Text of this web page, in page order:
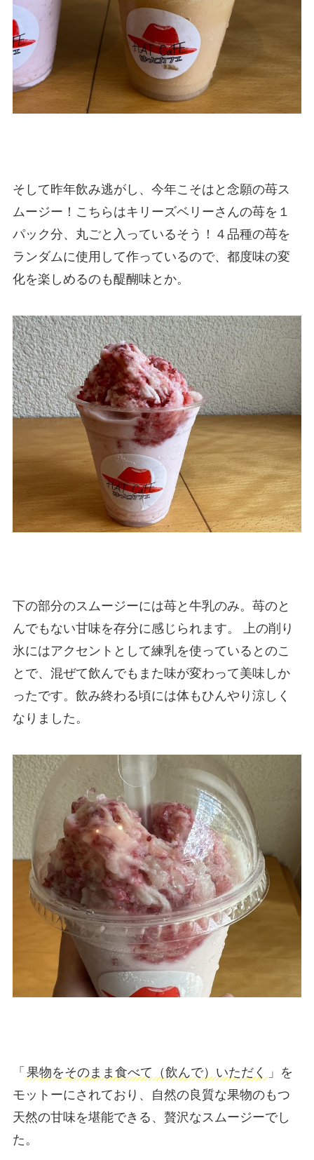
そして昨年飲み逃がし、今年こそはと念願の苺ス
ムージー！こちらはキリーズベリーさんの苺を１
パック分、丸ごと入っているそう！４品種の苺を
ランダムに使用して作っているので、都度味の変
化を楽しめるのも醍醐味とか。
下の部分のスムージーには苺と牛乳のみ。苺のと
んでもない甘味を存分に感じられます。 上の削り
氷にはアクセントとして練乳を使っているとのこ
とで、混ぜて飲んでもまた味が変わって美味しか
ったです。飲み終わる頃には体もひんやり涼しく
なりました。
「 果物をそのまま食べて（飲んで）いただく
」を
モットーにされており、自然の良質な果物のもつ
天然の甘味を堪能できる、贅沢なスムージーでし
た。